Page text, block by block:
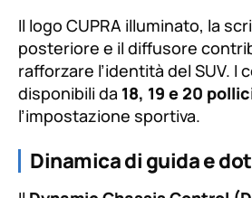
Il logo CUPRA illuminato, la
posteriore e il diffusore
rafforzare l’identità del SUV. I
disponibili da 18, 19 e 20
l’impostazione sportiva.
Dinamica di guida e